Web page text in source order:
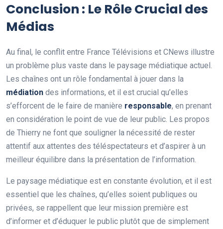
Conclusion : Le Rôle Crucial des
Médias
Au final, le conflit entre France Télévisions et CNews illustre
un problème plus vaste dans le paysage médiatique actuel.
Les chaînes ont un rôle fondamental à jouer dans la
médiation des informations, et il est crucial qu’elles
s’efforcent de le faire de manière responsable, en prenant
en considération le point de vue de leur public. Les propos
de Thierry ne font que souligner la nécessité de rester
attentif aux attentes des téléspectateurs et d’aspirer à un
meilleur équilibre dans la présentation de l’information.
Le paysage médiatique est en constante évolution, et il est
essentiel que les chaînes, qu’elles soient publiques ou
privées, se rappellent que leur mission première est
d’informer et d’éduquer le public plutôt que de simplement